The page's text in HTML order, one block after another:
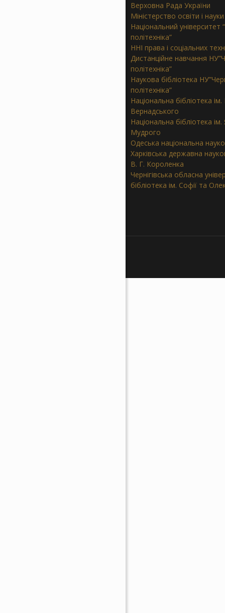
Верховна Рада України
Міністерство освіти і
Національний університет
політехніка”
ННІ права і соціальних
Дистанційне навчання
політехніка”
Наукова бібліотека
політехніка”
Національна бібліотека ім.
Вернадського
Національна бібліотека
Мудрого
Одеська національна
Харківська державна
В. Г. Короленка
Чернігівська обласна
бібліотека ім. Софії та